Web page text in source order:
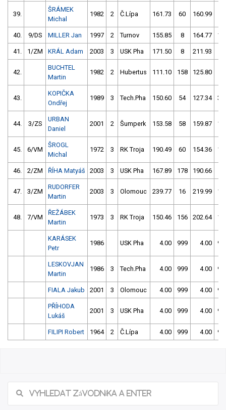
39.
ŠRÁMEK
Michal
1982 2 Č.Lípa 161.73 60 160.99
40. 9/DS MILLER Jan 1997 2 Turnov 155.85 8 164.77
41. 1/ZM KRÁL Adam 2003 3 USK Pha 171.50 8 211.93
42.
BUCHTEL
Martin
1982 2 Hubertus 111.10 158 125.80
43.
KOPIČKA
Ondřej
1989 3 Tech.Pha 150.60 54 127.34
44. 3/ZS
URBAN
Daniel
2001 2 Šumperk 153.58 58 159.87
45. 6/VM
ŠROGL
Michal
1972 3 RK Troja 190.49 60 154.36
46. 2/ZM ŘÍHA Matyáš 2003 3 USK Pha 167.89 178 190.66
47. 3/ZM
RUDORFER
Martin
2003 3 Olomouc 239.77 16 219.99
48. 7/VM
ŘEŽÁBEK
Martin
1973 3 RK Troja 150.46 156 202.64
KARÁSEK
Petr
1986 USK Pha 4.00 999 4.00
LESKOVJAN
Martin
1986 3 Tech.Pha 4.00 999 4.00
FIALA Jakub 2001 3 Olomouc 4.00 999 4.00
PŘÍHODA
Lukáš
2001 3 USK Pha 4.00 999 4.00
FILIPI Robert 1964 2 Č.Lípa 4.00 999 4.00